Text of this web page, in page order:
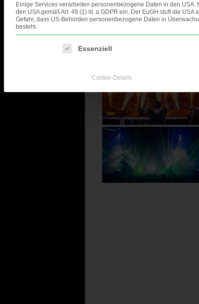
Einige Services verarbeiten personenbezogene Daten in den
den USA gemäß Art. 49 (1) lit. a GDPR ein. Der EuGH stuft die
Gefahr, dass US-Behörden personenbezogene Daten in
besteht.
Es folgt eine Liste der Service-Gruppen, für die eine
Essenziell
Cookie-Details